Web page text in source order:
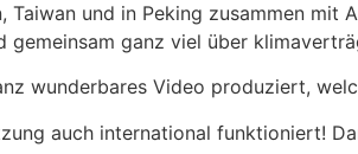
und in Peking zusammen
ganz viel über
wunderbares Video produziert,
auch international funktioniert!